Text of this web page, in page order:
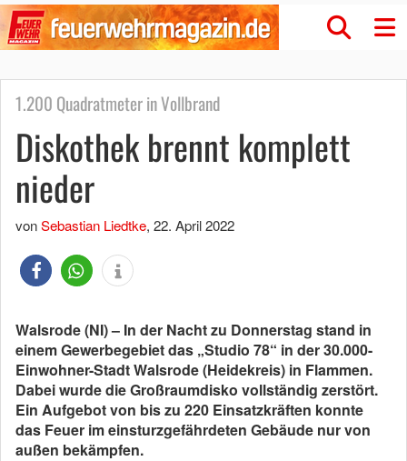
1.200 Quadratmeter in Vollbrand
Diskothek brennt komplett
nieder
vonSebastian Liedtke, 22. April 2022
Walsrode (NI) – In der Nacht zu Donnerstag stand in
einem Gewerbegebiet das „Studio 78“ in der 30.000-
Einwohner-Stadt Walsrode (Heidekreis) in Flammen.
Dabei wurde die Großraumdisko vollständig zerstört.
Ein Aufgebot von bis zu 220 Einsatzkräften konnte
das Feuer im einsturzgefährdeten Gebäude nur von
außen bekämpfen.